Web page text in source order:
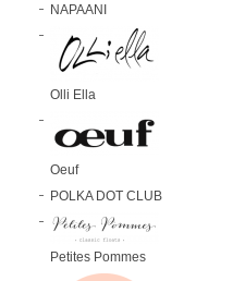
NAPAANI
Olli Ella
Oeuf
POLKA DOT CLUB
Petites Pommes